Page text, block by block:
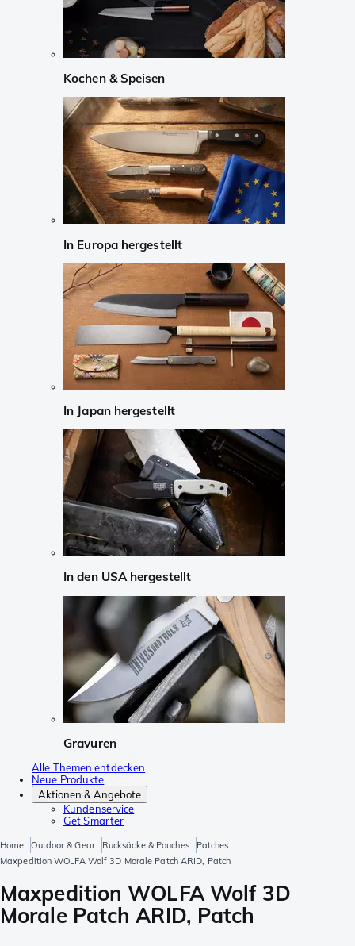
Kochen & Speisen
In Europa hergestellt
In Japan hergestellt
In den USA hergestellt
Gravuren
Alle Themen entdecken
Neue Produkte
Aktionen & Angebote
Kundenservice
Get Smarter
Home Outdoor & Gear Rucksäcke & Pouches
Patches
Maxpedition WOLFA Wolf 3D Morale Patch ARID, Patch
Maxpedition WOLFA Wolf 3D
Morale Patch ARID, Patch